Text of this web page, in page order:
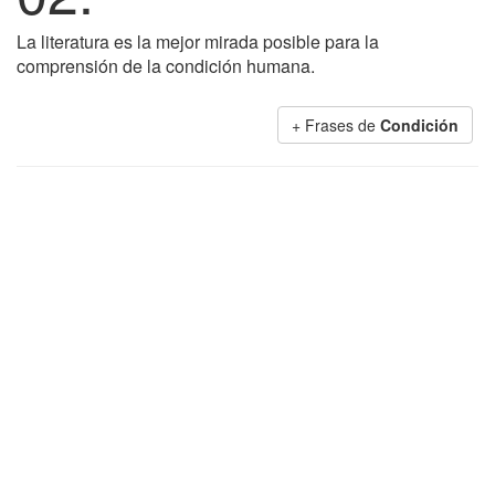
La literatura es la mejor mirada posible para la
comprensión de la condición humana.
+ Frases de Condición